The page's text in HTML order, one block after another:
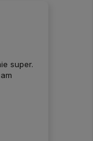
super.